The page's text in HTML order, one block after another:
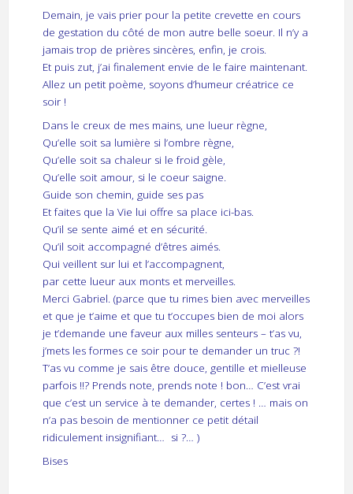
Demain, je vais prier pour la petite crevette en cours
de gestation du côté de mon autre belle soeur. Il n’y a
jamais trop de prières sincères, enfin, je crois.
Et puis zut, j’ai finalement envie de le faire maintenant.
Allez un petit poème, soyons d’humeur créatrice ce
soir !
Dans le creux de mes mains, une lueur règne,
Qu’elle soit sa lumière si l’ombre règne,
Qu’elle soit sa chaleur si le froid gèle,
Qu’elle soit amour, si le coeur saigne.
Guide son chemin, guide ses pas
Et faites que la Vie lui offre sa place ici-bas.
Qu’il se sente aimé et en sécurité.
Qu’il soit accompagné d’êtres aimés.
Qui veillent sur lui et l’accompagnent,
par cette lueur aux monts et merveilles.
Merci Gabriel. (parce que tu rimes bien avec merveilles
et que je t’aime et que tu t’occupes bien de moi alors
je t’demande une faveur aux milles senteurs – t’as vu,
j’mets les formes ce soir pour te demander un truc ?!
T’as vu comme je sais être douce, gentille et mielleuse
parfois !!? Prends note, prends note ! bon… C’est vrai
que c’est un service à te demander, certes ! … mais on
n’a pas besoin de mentionner ce petit détail
ridiculement insignifiant… si ?… )
Bises